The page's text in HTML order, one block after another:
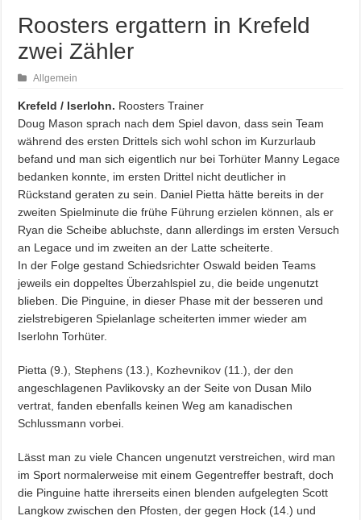
Roosters ergattern in Krefeld
zwei Zähler
Allgemein
Krefeld / Iserlohn. Roosters Trainer
Doug Mason sprach nach dem Spiel davon, dass sein Team
während des ersten Drittels sich wohl schon im Kurzurlaub
befand und man sich eigentlich nur bei Torhüter Manny Legace
bedanken konnte, im ersten Drittel nicht deutlicher in
Rückstand geraten zu sein. Daniel Pietta hätte bereits in der
zweiten Spielminute die frühe Führung erzielen können, als er
Ryan die Scheibe abluchste, dann allerdings im ersten Versuch
an Legace und im zweiten an der Latte scheiterte.
In der Folge gestand Schiedsrichter Oswald beiden Teams
jeweils ein doppeltes Überzahlspiel zu, die beide ungenutzt
blieben. Die Pinguine, in dieser Phase mit der besseren und
zielstrebigeren Spielanlage scheiterten immer wieder am
Iserlohn Torhüter.
Pietta (9.), Stephens (13.), Kozhevnikov (11.), der den
angeschlagenen Pavlikovsky an der Seite von Dusan Milo
vertrat, fanden ebenfalls keinen Weg am kanadischen
Schlussmann vorbei.
Lässt man zu viele Chancen ungenutzt verstreichen, wird man
im Sport normalerweise mit einem Gegentreffer bestraft, doch
die Pinguine hatte ihrerseits einen blenden aufgelegten Scott
Langkow zwischen den Pfosten, der gegen Hock (14.) und